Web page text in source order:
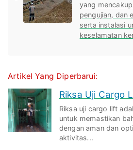
yang
pengujian, dan
serta instalasi
keselamatan
Artikel Yang Diperbarui:
Riksa Uji Cargo
Riksa uji cargo lift
untuk memastikan
dengan aman dan
aktivitas...